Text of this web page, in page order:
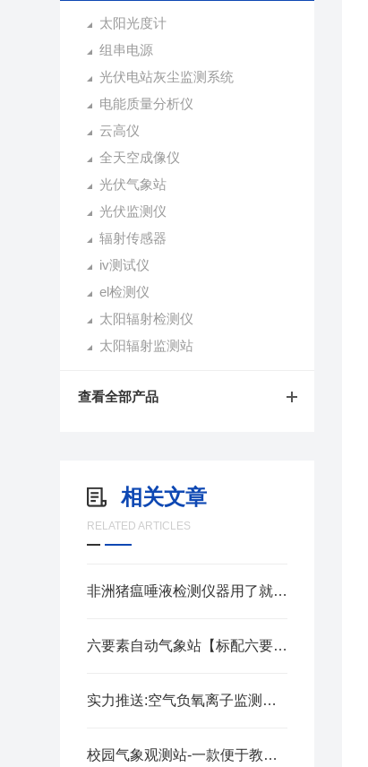
太阳光度计
组串电源
光伏电站灰尘监测系统
电能质量分析仪
云高仪
全天空成像仪
光伏气象站
光伏监测仪
辐射传感器
iv测试仪
el检测仪
太阳辐射检测仪
太阳辐射监测站
查看全部产品
相关文章
RELATED ARTICLES
非洲猪瘟唾液检测仪器用了就知道
六要素自动气象站【标配六要素】
实力推送:空气负氧离子监测站—使用寿命长的环境气象站（顺+丰+包+邮）
校园气象观测站-一款便于教学使用的气象站@风途